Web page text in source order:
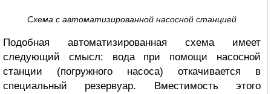
Схема с автоматизированной насосной станцией
Подобная автоматизированная схема имеет
следующий смысл: вода при помощи насосной
станции (погружного насоса) откачивается в
специальный резервуар. Вместимость этого